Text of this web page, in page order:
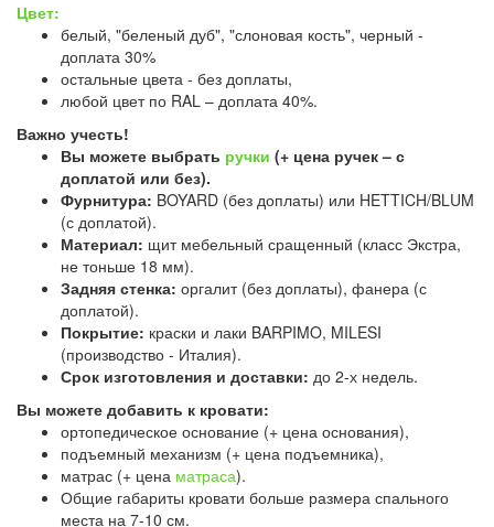
Цвет:
белый, "беленый дуб", "слоновая кость", черный -
доплата 30%
остальные цвета - без доплаты,
любой цвет по RAL – доплата 40%.
Важно учесть!
Вы можете выбрать ручки (+ цена ручек – с
доплатой или без).
Фурнитура: BOYARD (без доплаты) или HETTICH/BLUM
(с доплатой).
Материал: щит мебельный сращенный (класс Экстра,
не тоньше 18 мм).
Задняя стенка: оргалит (без доплаты), фанера (с
доплатой).
Покрытие: краски и лаки BARPIMO, MILESI
(производство - Италия).
Срок изготовления и доставки: до 2-х недель.
Вы можете добавить к кровати:
ортопедическое основание (+ цена основания),
подъемный механизм (+ цена подъемника),
матрас (+ цена матраса).
Общие габариты кровати больше размера спального
места на 7-10 см.